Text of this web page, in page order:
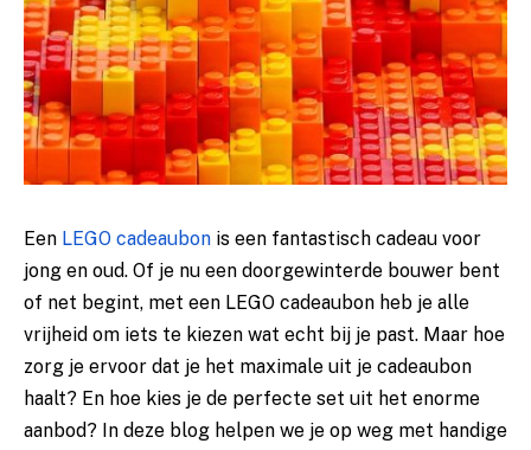
Een LEGO cadeaubon is een fantastisch cadeau voor
jong en oud. Of je nu een doorgewinterde bouwer bent
of net begint, met een LEGO cadeaubon heb je alle
vrijheid om iets te kiezen wat echt bij je past. Maar hoe
zorg je ervoor dat je het maximale uit je cadeaubon
haalt? En hoe kies je de perfecte set uit het enorme
aanbod? In deze blog helpen we je op weg met handige